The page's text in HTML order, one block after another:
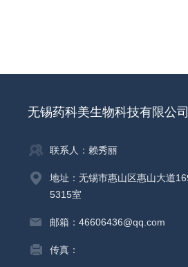
无锡药科美生物科技有限公司
联系人：赖秀丽
地址：无锡市惠山区惠山大道
5315室
邮箱：46606436@qq.com
传真：